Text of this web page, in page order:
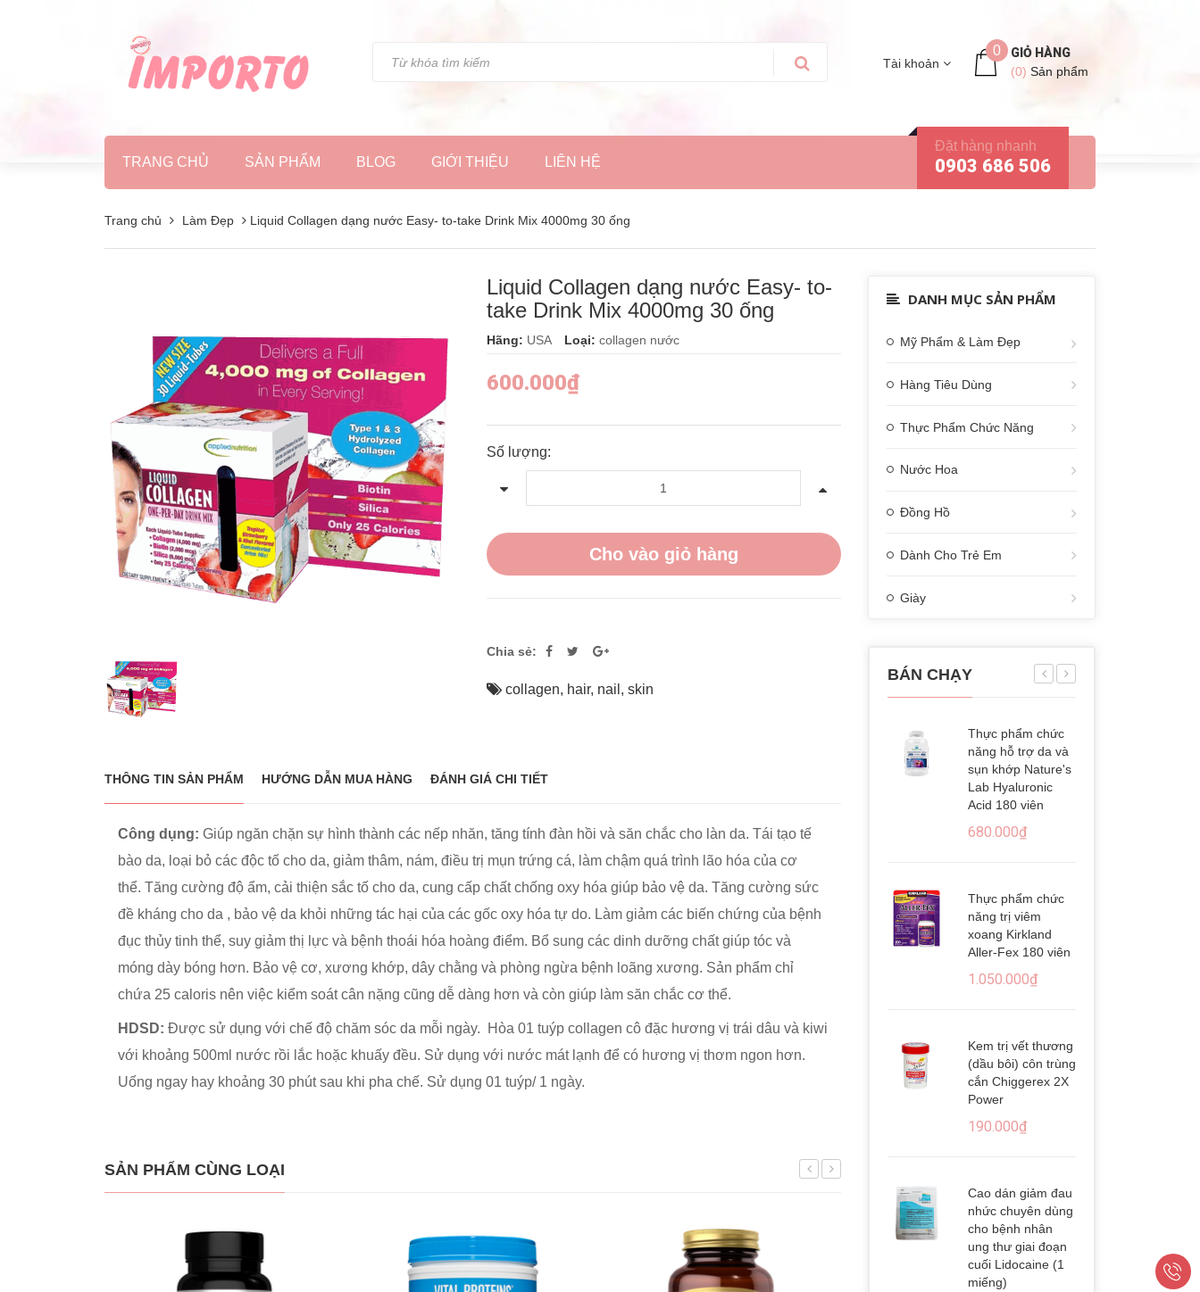
Tài khoản
0
GIỎ HÀNG
(0) Sản phẩm
TRANG CHỦ SẢN PHẨM BLOG GIỚI THIỆU LIÊN HỆ
Đặt hàng nhanh
0903 686 506
Trang chủ Làm Đẹp Liquid Collagen dạng nước Easy- to-take Drink Mix 4000mg 30 ống
Liquid Collagen dạng nước Easy- to-
take Drink Mix 4000mg 30 ống
Hãng: USA Loại: collagen nước
600.000₫
Số lượng:
Cho vào giỏ hàng
Chia sẻ:
collagen, hair, nail , skin
THÔNG TIN SẢN PHẨM HƯỚNG DẪN MUA HÀNG ĐÁNH GIÁ CHI TIẾT
Công dụng: Giúp ngăn chặn sự hình thành các nếp nhăn, tăng tính đàn hồi và săn chắc cho làn da. Tái tạo tế
bào da, loại bỏ các độc tố cho da, giảm thâm, nám, điều trị mụn trứng cá, làm chậm quá trình lão hóa của cơ
thể. Tăng cường độ ẩm, cải thiện sắc tố cho da, cung cấp chất chống oxy hóa giúp bảo vệ da. Tăng cường sức
đề kháng cho da , bảo vệ da khỏi những tác hại của các gốc oxy hóa tự do. Làm giảm các biến chứng của bệnh
đục thủy tinh thể, suy giảm thị lực và bệnh thoái hóa hoàng điểm. Bổ sung các dinh dưỡng chất giúp tóc và
móng dày bóng hơn. Bảo vệ cơ, xương khớp, dây chằng và phòng ngừa bệnh loãng xương. Sản phẩm chỉ
chứa 25 caloris nên việc kiểm soát cân nặng cũng dễ dàng hơn và còn giúp làm săn chắc cơ thể.
HDSD: Được sử dụng với chế độ chăm sóc da mỗi ngày. Hòa 01 tuýp collagen cô đặc hương vị trái dâu và kiwi
với khoảng 500ml nước rồi lắc hoặc khuấy đều. Sử dụng với nước mát lạnh để có hương vị thơm ngon hơn.
Uống ngay hay khoảng 30 phút sau khi pha chế. Sử dụng 01 tuýp/ 1 ngày.
SẢN PHẨM CÙNG LOẠI
DANH MỤC SẢN PHẨM
Mỹ Phẩm & Làm Đẹp
Hàng Tiêu Dùng
Thực Phẩm Chức Năng
Nước Hoa
Đồng Hồ
Dành Cho Trẻ Em
Giày
BÁN CHẠY
Thực phẩm chức
năng hỗ trợ da và
sụn khớp Nature's
Lab Hyaluronic
Acid 180 viên
680.000₫
Thực phẩm chức
năng trị viêm
xoang Kirkland
Aller-Fex 180 viên
1.050.000₫
Kem trị vết thương
(dầu bôi) côn trùng
cắn Chiggerex 2X
Power
190.000₫
Cao dán giảm đau
nhức chuyên dùng
cho bệnh nhân
ung thư giai đoạn
cuối Lidocaine (1
miếng)